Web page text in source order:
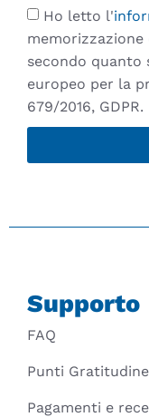
Ho letto l'
secondo quanto
europeo per la
679/2016, GDPR.
Supporto
FAQ
Punti Gratitudine
Pagamenti e